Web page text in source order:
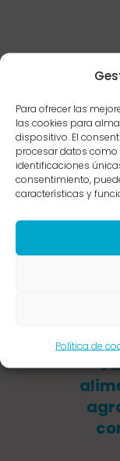
Para ofrecer las
las cookies para
dispositivo. El
procesar datos
identificaciones
consentimiento,
características y
Política de